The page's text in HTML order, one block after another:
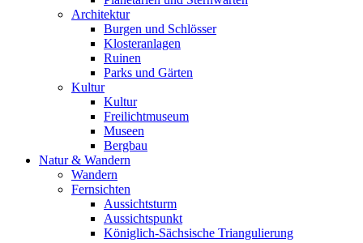
Architektur
Burgen und Schlösser
Klosteranlagen
Ruinen
Parks und Gärten
Kultur
Kultur
Freilichtmuseum
Museen
Bergbau
Natur & Wandern
Wandern
Fernsichten
Aussichtsturm
Aussichtspunkt
Königlich-Sächsische Triangulierung